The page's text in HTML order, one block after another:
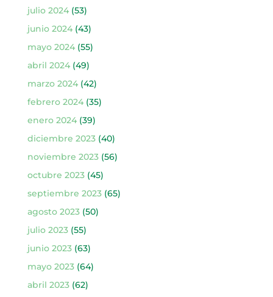
julio 2024(53)
junio 2024(43)
mayo 2024(55)
abril 2024(49)
marzo 2024(42)
febrero 2024(35)
enero 2024(39)
diciembre 2023(40)
noviembre 2023(56)
octubre 2023(45)
septiembre 2023(65)
agosto 2023(50)
julio 2023(55)
junio 2023(63)
mayo 2023(64)
abril 2023(62)